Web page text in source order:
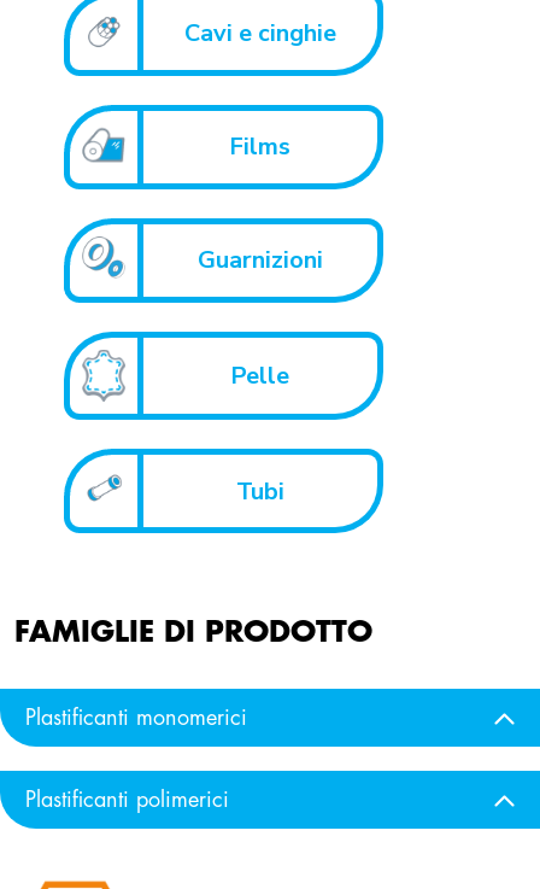
Cavi e cinghie
Films
Guarnizioni
Pelle
Tubi
FAMIGLIE DI PRODOTTO
Plastificanti monomerici
Plastificanti polimerici